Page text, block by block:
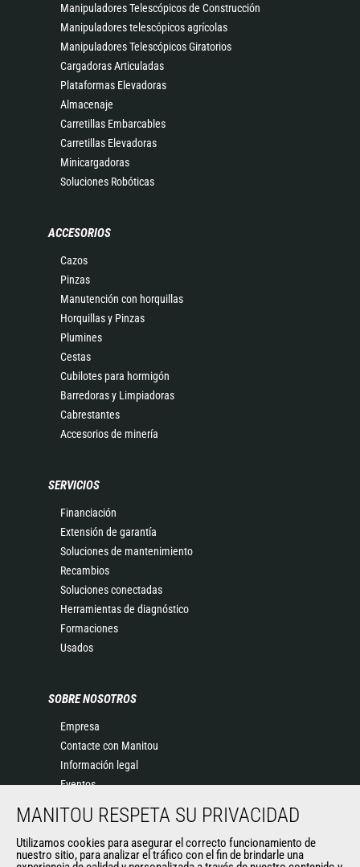
Manipuladores Telescópicos de Construcción
Manipuladores telescópicos agrícolas
Manipuladores Telescópicos Giratorios
Cargadoras Articuladas
Plataformas Elevadoras
Almacenaje
Carretillas Embarcables
Carretillas Elevadoras
Minicargadoras
Soluciones Robóticas
ACCESORIOS
Cazos
Pinzas
Manutención con horquillas
Horquillas y Pinzas
Plumines
Cestas
Cubilotes para hormigón
Barredoras y Limpiadoras
Cabrestantes
Accesorios de minería
SERVICIOS
Financiación
Extensión de garantía
Soluciones de mantenimiento
Recambios
Soluciones conectadas
Herramientas de diagnóstico
Formaciones
Usados
SOBRE NOSOTROS
Empresa
Contacte con Manitou
Información legal
Eventos
Historia
General Terms and Conditions of Sale
MANITOU RESPETA SU PRIVACIDAD
Utilizamos cookies para asegurar el correcto funcionamiento de
nuestro sitio, para analizar el tráfico con el fin de brindarle una